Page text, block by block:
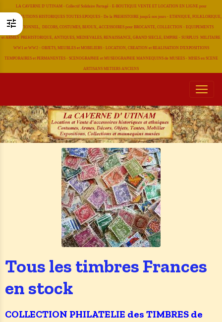
LA CAVERNE D' UTINAM - Collectif Solidaire Partagé - E-BOUTIQUE VENTE ET LOCATION EN LIGNE pour
RECONSTITUTIONS HISTORIQUES TOUTES EPOQUES - De la PREHISTOIRE jusqu'à nos jours - ETHNIQUE, FOLKLORIQUE,
TRADITIONNEL, DECORS, COSTUMES, BIJOUX, ACCESSOIRES pour BROCANTE, COLLECTION - EQUIPEMENTS
et ARMES PREHISTORIQUE, ANTIQUES, MEDIEVALES, RENAISSANCE, GRAND SIECLE, EMPIRE - SURPLUS MILITAIRE
WW1 et WW2 - OBJETS, MEUBLES et MOBILIERS - LOCATION, CREATION et REALISATION D'EXPOSITIONS
TEMPORAIRES et PERMANENTES - SCENOGRAPHIE et MUSEOGRAPHIE MANNEQUINS de MUSEES - MISES en SCENE
ARTISANS METIERS ANCIENS
Tous les timbres Frances
en stock
COLLECTION PHILATELIE des TIMBRES de